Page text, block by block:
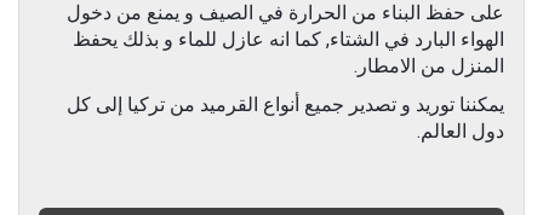
على حفظ البناء من الحرارة في الصيف و يمنع من دخول
الهواء البارد في الشتاء, كما انه عازل للماء و بذلك يحفظ
المنزل من الامطار.
يمكننا توريد و تصدير جميع أنواع القرميد من تركيا إلى كل
دول العالم.